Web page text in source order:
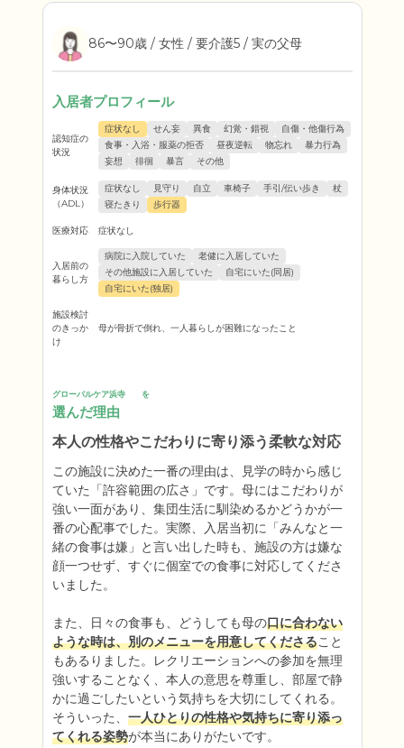
86〜90歳 / 女性 / 要介護5 / 実の父母
入居者プロフィール
認知症の
状況
症状なし せん妄 異食 幻覚・錯視
自傷・他傷行為
食事・入浴・服薬の拒否
昼夜逆転 物忘れ
暴力行為
妄想
徘徊 暴言 その他
身体状況
（ADL）
症状なし 見守り 自立 車椅子 手引/伝い歩き
杖
寝たきり
歩行器
医療対応 症状なし
入居前の
暮らし方
病院に入院していた
老健に入居していた
その他施設に入居していた
自宅にいた(同居)
自宅にいた(独居)
施設検討
のきっか
け
母が骨折で倒れ、一人暮らしが困難になったこと
グローバルケア浜寺　　を
選んだ理由
本人の性格やこだわりに寄り添う柔軟な対応
この施設に決めた一番の理由は、見学の時から感じ
ていた「許容範囲の広さ」です。母にはこだわりが
強い一面があり、集団生活に馴染めるかどうかが一
番の心配事でした。実際、入居当初に「みんなと一
緒の食事は嫌」と言い出した時も、施設の方は嫌な
顔一つせず、すぐに個室での食事に対応してくださ
いました。
また、日々の食事も、どうしても母の口に合わない
ような時は、別のメニューを用意してくださること
もあるりました。レクリエーションへの参加を無理
強いすることなく、本人の意思を尊重し、部屋で静
かに過ごしたいという気持ちを大切にしてくれる。
そういった、 一人ひとりの性格や気持ちに寄り添っ
てくれる姿勢が本当にありがたいです。